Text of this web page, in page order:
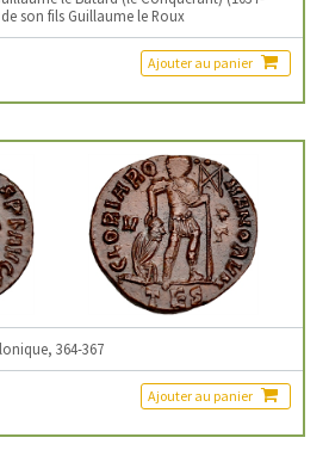
son fils Guillaume le Roux
Ajouter au panier
364-367
Ajouter au panier